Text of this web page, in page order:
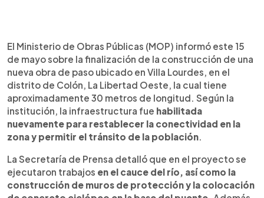
► Escuchar artículo
La nueva obra de paso en Villa Lourdes, Colón, ya
fue habilitada luego de 11 meses de trabajos,
informó el Ministerio de Obras Públicas este 15 de
mayo. Según la institución, el puente tiene
aproximadamente 30 metros de longitud y fue
construido para restablecer la conectividad en la
zona. La Secretaría de Prensa indicó que en el
proyecto se ejecutaron trabajos en el cauce del
río, construcción de muros de protección y
colocación de concreto ciclópeo. Además, el
MOP reportó intervenciones como estabilización
de taludes, control de aguas, pavimentación y
señalización vial. La alcaldesa Janet González
El Ministerio de Obras Públicas (MOP) informó este 15
de mayo sobre la finalización de la construcción de una
nueva obra de paso ubicado en Villa Lourdes, en el
distrito de Colón, La Libertad Oeste, la cual tiene
aproximadamente 30 metros de longitud. Según la
institución, la infraestructura fue habilitada
nuevamente para restablecer la conectividad en la
zona y permitir el tránsito de la población.
La Secretaría de Prensa detalló que en el proyecto se
ejecutaron trabajos en el cauce del río, así como la
construcción de muros de protección y la colocación